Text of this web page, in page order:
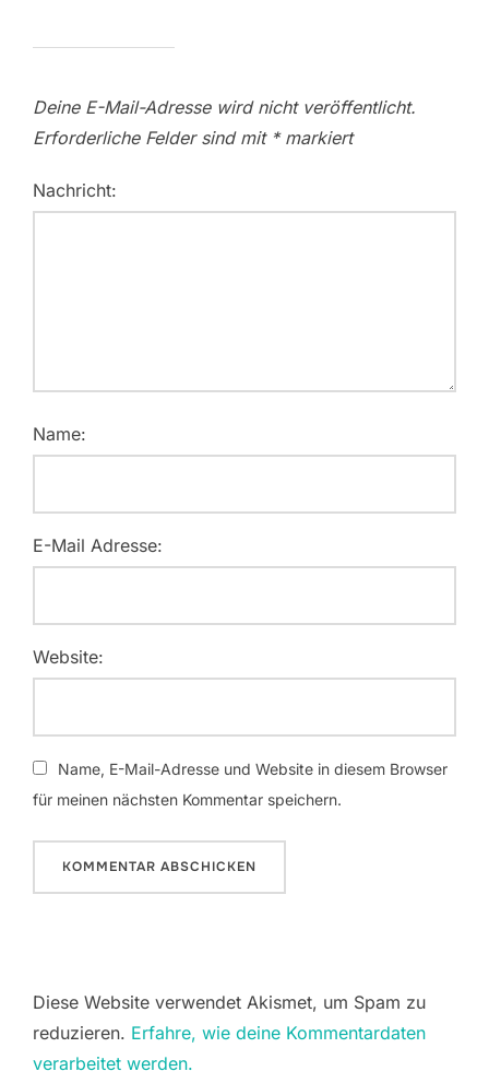
Deine E-Mail-Adresse wird nicht veröffentlicht.
Erforderliche Felder sind mit *markiert
Nachricht:
Name:
E-Mail Adresse:
Website:
Name, E-Mail-Adresse und Website in diesem Browser
für meinen nächsten Kommentar speichern.
Diese Website verwendet Akismet, um Spam zu
reduzieren. Erfahre, wie deine Kommentardaten
verarbeitet werden.